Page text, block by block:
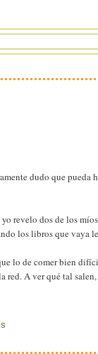
dudo que
revelo dos de los
los libros que vaya
lo de comer bien
A ver qué tal